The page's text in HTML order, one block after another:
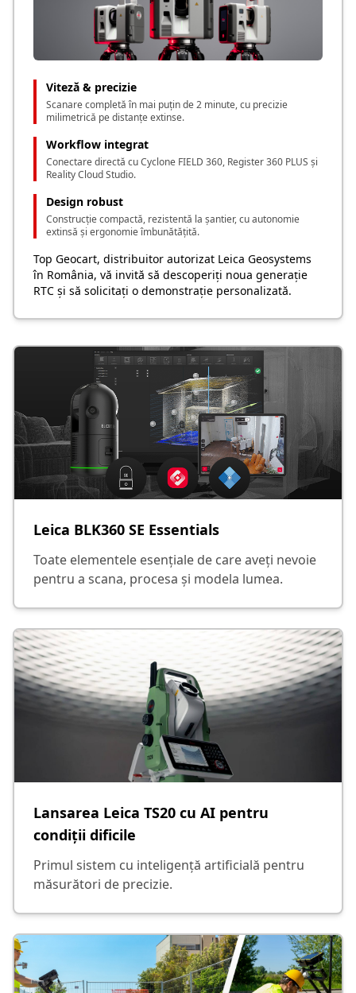
Viteză & precizie
Scanare completă în mai puțin de 2 minute, cu precizie
milimetrică pe distanțe extinse.
Workflow integrat
Conectare directă cu Cyclone FIELD 360, Register 360 PLUS și
Reality Cloud Studio.
Design robust
Construcție compactă, rezistentă la șantier, cu autonomie
extinsă și ergonomie îmbunătățită.
Top Geocart, distribuitor autorizat Leica Geosystems
în România, vă invită să descoperiți noua generație
RTC și să solicitați o demonstrație personalizată.
Leica BLK360 SE Essentials
Toate elementele esențiale de care aveți nevoie
pentru a scana, procesa și modela lumea.
Lansarea Leica TS20 cu AI pentru
condiții dificile
Primul sistem cu inteligență artificială pentru
măsurători de precizie.